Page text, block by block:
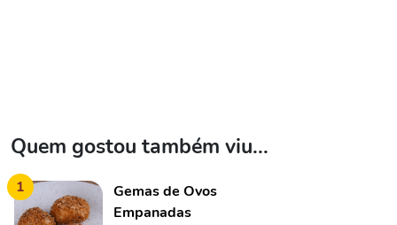
Quem gostou também viu...
1
Gemas de Ovos
Empanadas